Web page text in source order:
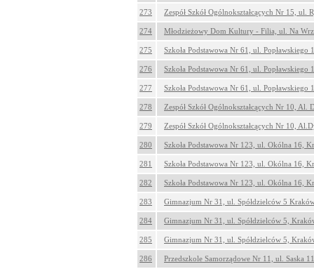
273 Zespół Szkół Ogólnokształcących Nr 15, ul.
274 Młodzieżowy Dom Kultury - Filia, ul. Na
275 Szkoła Podstawowa Nr 61, ul. Popławskiego
276 Szkoła Podstawowa Nr 61, ul. Popławskiego
277 Szkoła Podstawowa Nr 61, ul. Popławskiego
278 Zespół Szkół Ogólnokształcących Nr 10,
279 Zespół Szkół Ogólnokształcących Nr 10,
280 Szkoła Podstawowa Nr 123, ul. Okólna 16,
281 Szkoła Podstawowa Nr 123, ul. Okólna 16,
282 Szkoła Podstawowa Nr 123, ul. Okólna 16,
283 Gimnazjum Nr 31, ul. Spółdzielców 5
284 Gimnazjum Nr 31, ul. Spółdzielców 5,
285 Gimnazjum Nr 31, ul. Spółdzielców 5,
286 Przedszkole Samorządowe Nr 11, ul. Saska